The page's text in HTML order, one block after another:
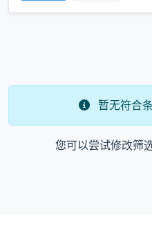
暂无符合
您可以尝试修改筛